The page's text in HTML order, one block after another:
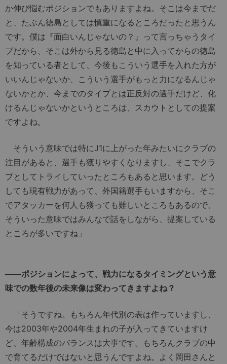
か伸び悩むポジションでもありますよね。そこは今までだ
と、たぶん徳島としては慎重になるところだったと思うん
です。僕は『面白いんじゃないの？』って言っちゃうタイ
プだから、そこは外から見る徳島と中に入ってからの徳島
を知っている者として、今後もこういう選手を入れた方が
いいんじゃないか、こういう選手がもっと力になるんじゃ
ないかとか、今までのタイプとは正反対の選手だけど、化
けるんじゃないかというところは、スカウトとしての提案
ですよね。
そういう意味では特にJ1に上がった年みたいにクラブの
注目があると、選手も獲りやすくなりますし、そこでクラ
ブとしてトライしていったところもあると思います。どう
しても現有戦力があって、外国籍選手もいますから、そこ
でアタッカーを何人も獲っても難しいところもあるので、
そういった意味ではみんなで話をしながら、提案している
ところが多いですね」
――ポジションによって、戦力になるタイミングという意
味での数年後の未来像は変わってきますよね？
「そうですね。もちろん年代別の表は作っていますし、
今は2003年や2004年生まれの子が入ってきていますけ
ど、年齢構成のバランスは大事です。もちろんクラブの中
で育てるだけではないと思うんですよね。よく岡田さんと